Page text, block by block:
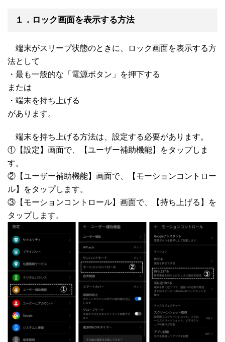
１．ロック画面を表示する方法
端末がスリープ状態のときに、ロック画面を表示する方
法として
・最も一般的な「電源ボタン」を押下する
または
・端末を持ち上げる
があります。
端末を持ち上げる方法は、設定する必要があります。
①【設定】画面で、【ユーザー補助機能】をタップしま
す。
②【ユーザー補助機能】画面で、【モーションコントロー
ル】をタップします。
③【モーションコントロール】画面で、【持ち上げる】を
タップします。